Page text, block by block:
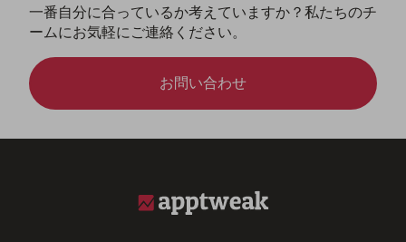
一番自分に合っているか考えていますか？私たちのチ
ームにお気軽にご連絡ください。
お問い合わせ